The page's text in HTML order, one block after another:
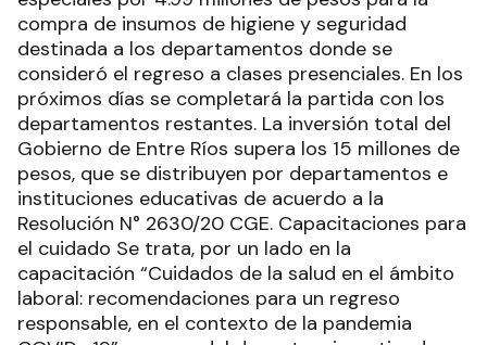
compra de insumos de higiene y seguridad
destinada a los departamentos donde se
consideró el regreso a clases presenciales. En los
próximos días se completará la partida con los
departamentos restantes. La inversión total del
Gobierno de Entre Ríos supera los 15 millones de
pesos, que se distribuyen por departamentos e
instituciones educativas de acuerdo a la
Resolución N° 2630/20 CGE. Capacitaciones para
el cuidado Se trata, por un lado en la
capacitación “Cuidados de la salud en el ámbito
laboral: recomendaciones para un regreso
responsable, en el contexto de la pandemia